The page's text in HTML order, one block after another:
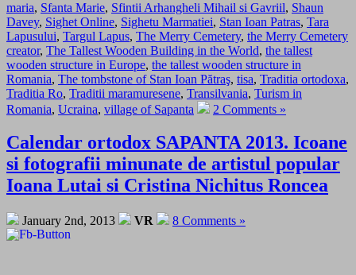
maria, Sfanta Marie, Sfintii Arhangheli Mihail si Gavriil, Shaun
Davey, Sighet Online, Sighetu Marmatiei, Stan Ioan Patras, Tara
Lapusului, Targul Lapus, The Merry Cemetery, the Merry Cemetery
creator, The Tallest Wooden Building in the World, the tallest
wooden structure in Europe, the tallest wooden structure in
Romania, The tombstone of Stan Ioan Pătraş, tisa, Traditia ortodoxa,
Traditia Ro, Traditii maramuresene, Transilvania, Turism in
Romania, Ucraina, village of Sapanta 2 Comments »
Calendar ortodox SAPANTA 2013. Icoane
si fotografii minunate de artistul popular
Ioana Lutai si Cristina Nichitus Roncea
January 2nd, 2013 VR 8 Comments »